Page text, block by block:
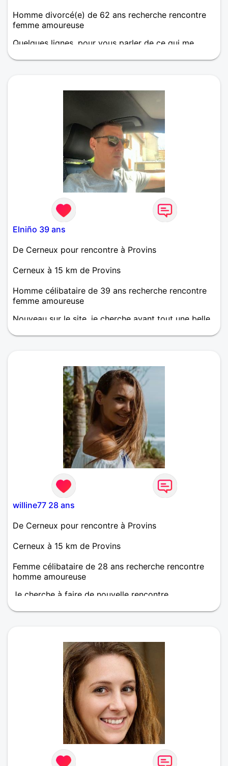
Homme divorcé(e) de 62 ans recherche rencontre
femme amoureuse
Quelques lignes, pour vous parler de ce qui me
de ma personnalité: Je suis curieux (parfois trop),
nature, le camping, les randonnées et le bénévolat
font aussi partie des activités qui m'enthousiasment
et m'apportent de la joie... Et si je devais énoncer
quelques unes des valeurs qui m ' habitent et qui
sont donc à mes yeux les plus importantes, je
choisirais celles-ci: l’honnêteté, l’intégrité, la fidélité
Elniño 39 ans
De Cerneux pour rencontre à Provins
Cerneux à 15 km de Provins
Homme célibataire de 39 ans recherche rencontre
femme amoureuse
Nouveau sur le site, je cherche avant tout une belle
willine77 28 ans
De Cerneux pour rencontre à Provins
Cerneux à 15 km de Provins
Femme célibataire de 28 ans recherche rencontre
homme amoureuse
Je cherche à faire de nouvelle rencontre